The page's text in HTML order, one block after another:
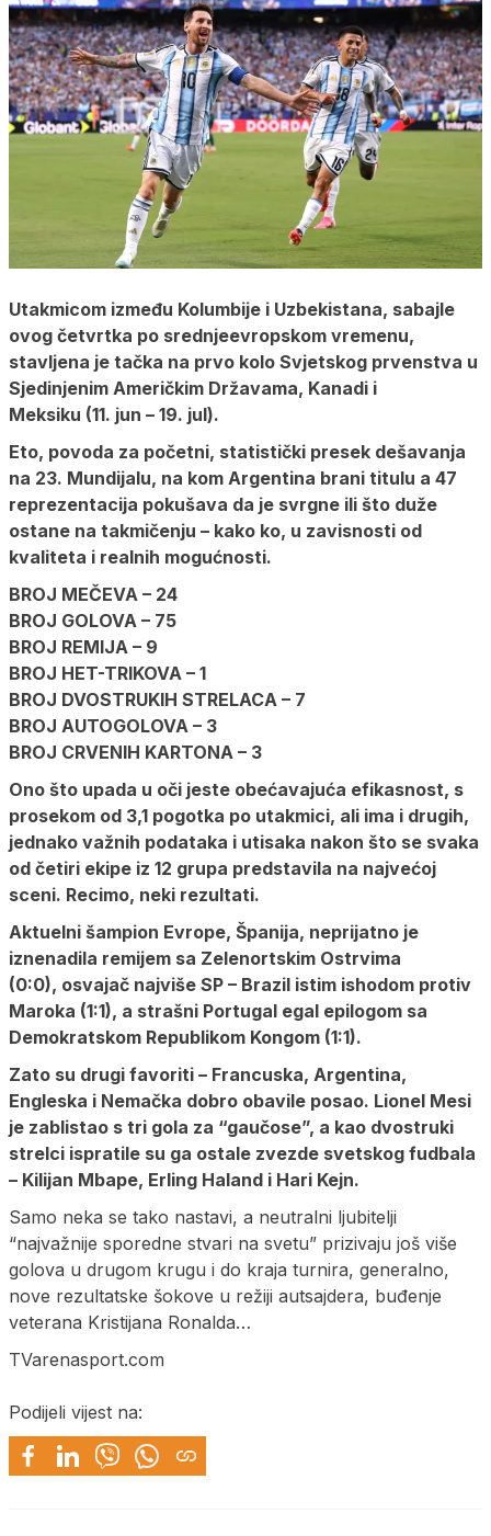
Utakmicom između Kolumbije i Uzbekistana, sabajle
ovog četvrtka po srednjeevropskom vremenu,
stavljena je tačka na prvo kolo Svjetskog prvenstva u
Sjedinjenim Američkim Državama, Kanadi i
Meksiku (11. jun – 19. jul).
Eto, povoda za početni, statistički presek dešavanja
na 23. Mundijalu, na kom Argentina brani titulu a 47
reprezentacija pokušava da je svrgne ili što duže
ostane na takmičenju – kako ko, u zavisnosti od
kvaliteta i realnih mogućnosti.
BROJ MEČEVA – 24
BROJ GOLOVA – 75
BROJ REMIJA – 9
BROJ HET-TRIKOVA – 1
BROJ DVOSTRUKIH STRELACA – 7
BROJ AUTOGOLOVA – 3
BROJ CRVENIH KARTONA – 3
Ono što upada u oči jeste obećavajuća efikasnost, s
prosekom od 3,1 pogotka po utakmici, ali ima i drugih,
jednako važnih podataka i utisaka nakon što se svaka
od četiri ekipe iz 12 grupa predstavila na najvećoj
sceni. Recimo, neki rezultati.
Aktuelni šampion Evrope, Španija, neprijatno je
iznenadila remijem sa Zelenortskim Ostrvima
(0:0), osvajač najviše SP – Brazil istim ishodom protiv
Maroka (1:1), a strašni Portugal egal epilogom sa
Demokratskom Republikom Kongom (1:1).
Zato su drugi favoriti – Francuska, Argentina,
Engleska i Nemačka dobro obavile posao. Lionel Mesi
je zablistao s tri gola za “gaučose”, a kao dvostruki
strelci ispratile su ga ostale zvezde svetskog fudbala
– Kilijan Mbape, Erling Haland i Hari Kejn.
Samo neka se tako nastavi, a neutralni ljubitelji
“najvažnije sporedne stvari na svetu” prizivaju još više
golova u drugom krugu i do kraja turnira, generalno,
nove rezultatske šokove u režiji autsajdera, buđenje
veterana Kristijana Ronalda…
TVarenasport.com
Podijeli vijest na: